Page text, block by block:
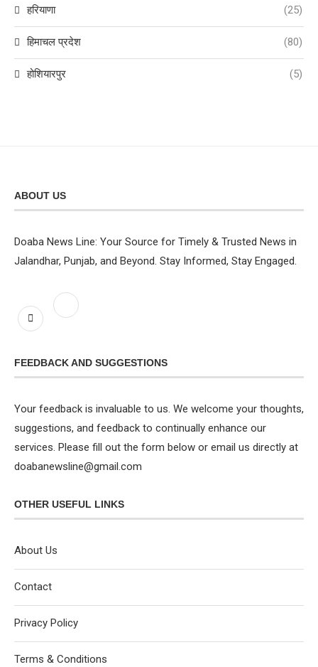
हरियाणा (25)
हिमाचल प्रदेश (80)
होशियारपुर (5)
ABOUT US
Doaba News Line: Your Source for Timely & Trusted News in
Jalandhar, Punjab, and Beyond. Stay Informed, Stay Engaged.
FEEDBACK AND SUGGESTIONS
Your feedback is invaluable to us. We welcome your thoughts,
suggestions, and feedback to continually enhance our
services. Please fill out the form below or email us directly at
doabanewsline@gmail.com
OTHER USEFUL LINKS
About Us
Contact
Privacy Policy
Terms & Conditions